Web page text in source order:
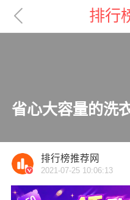
 排行
省心大容量的洗

排行榜推荐网
2021-07-25 10:06:13